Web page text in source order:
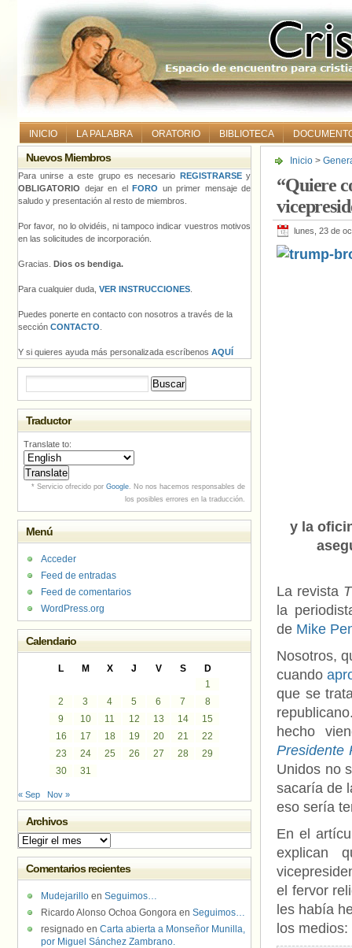
INICIO LA PALABRA ORATORIO BIBLIOTECA
Inicio >
“Quiere
lunes, 23 de
y la
La revista
la
de Mike
Nosotros,
cuando
que se
hecho
Presidente
Unidos no
sacaría de
eso sería
En el
explican
el fervor
les había
los medios:
Nuevos Miembros
Para unirse a este grupo es necesario REGISTRARSEy
OBLIGATORIO dejar en el FORO un primer mensaje de
saludo y presentación al resto de miembros.
Por favor, no lo olvidéis, ni tampoco indicar vuestros motivos
en las solicitudes de incorporación.
Gracias. Dios os bendiga.
Para cualquier duda, VER INSTRUCCIONES
Puedes ponerte en contacto con nosotros a través de la
sección CONTACTO
Y si quieres ayuda más personalizada escríbenos AQUÍ
Traductor
Translate to:
* Servicio ofrecido por Google. No nos hacemos responsables de
los posibles errores en la traducción.
Menú
Acceder
Feed de entradas
Feed de comentarios
WordPress.org
Calendario
L M X J V S
D
1
2
3 4 5 6 7
8
9
10 11 12 13 14
15
16
17 18 19 20 21
22
23
24 25 26 27 28
29
30
31
« Sep Nov »
Archivos
Archivos
Comentarios recientes
Mudejarillo en Seguimos…
Ricardo Alonso Ochoa Gongora en Seguimos…
resignado en Carta abierta a Monseñor Munilla,
por Miguel Sánchez Zambrano.